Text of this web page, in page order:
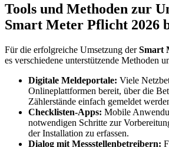
Tools und Methoden zur
Smart Meter Pflicht 2026
Für die erfolgreiche Umsetzung derSmart
es verschiedene unterstützende Methoden
Digitale Meldeportale: Viele
Onlineplattformen bereit, über die
Zählerstände einfach gemeldet
Checklisten-Apps: Mobile
notwendigen Schritte zur
der Installation zu erfassen.
Dialog mit Messstellenbetreibern: